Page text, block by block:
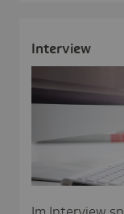
Inter­view